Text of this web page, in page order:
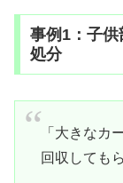
事例1：子供
処分
「大きなカ
回収しても